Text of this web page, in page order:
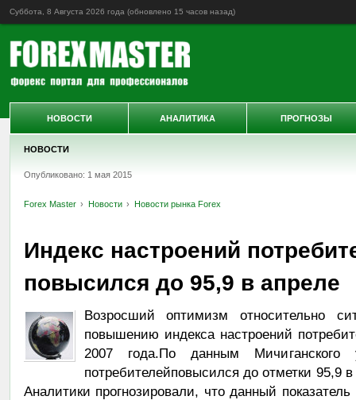
Суббота, 8 Августа 2026 года (обновлено 15 часов назад)
НОВОСТИ
Опубликовано: 1 мая 2015
Forex Master Новости Новости рынка Forex
Индекс настроений
повысился до 95,9 в апреле
Возросший оптимизм относительно
повышению индекса настроений
2007 года.По данным Мичиганского
потребителейповысился до отметки 95,9
Аналитики прогнозировали, что данный
НОВОСТИ АНАЛИТИКА ПРОГНОЗЫ